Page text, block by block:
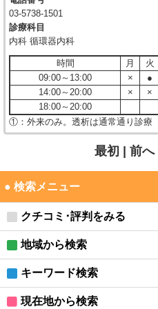
03-5738-1501
診療科目
内科 循環器内科
時間 月 火
09:00～13:00
× ●
14:00～20:00
× ×
18:00～20:00
①：外来のみ。透析は通常通り診療
最初 | 前へ
● 検索メニュー
クチコミ･評判をみる
地域から検索
キーワード検索
現在地から検索